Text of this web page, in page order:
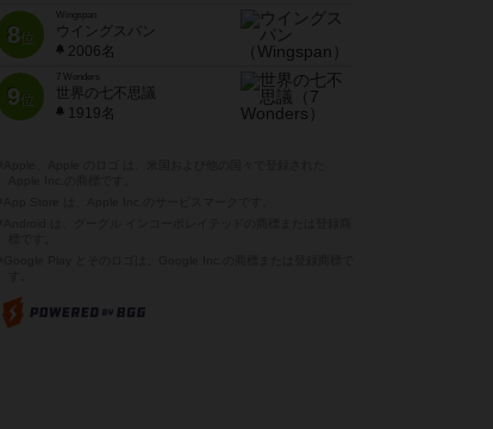
8位
Wingspan
ウイングスパン
2006名
9位
7 Wonders
世界の七不思議
1919名